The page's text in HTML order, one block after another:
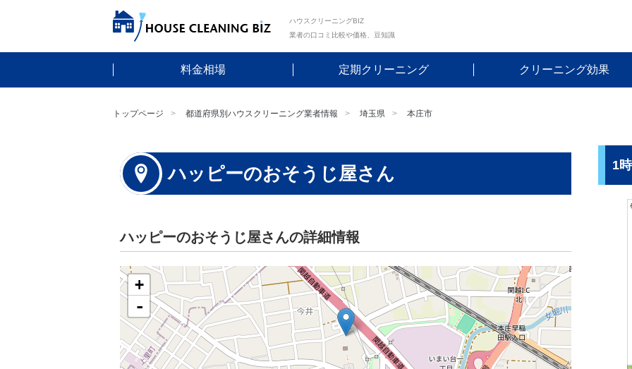
ハウスクリーニングBIZ
業者の口コミ比較や価格、豆知識
料金相場 定期クリーニング クリーニング効果
トップページ 都道府県別ハウスクリーニング業者情報 埼玉県 本庄市
ハッピーのおそうじ屋さん
ハッピーのおそうじ屋さんの詳細情報
+
-
1